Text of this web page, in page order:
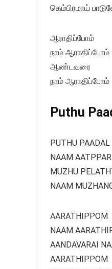
கெம்பிரமாய்
ஆராதிப்போம்
நாம் ஆராதிப்போம்
ஆண்டவரை
நாம் ஆராதிப்போம்
Puthu
PUTHU PAADAL
NAAM
MUZHU
NAAM
AARATHIPPOM
NAAM
AANDAVARAI
AARATHIPPOM